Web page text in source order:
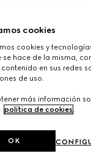
cookies
cookies y
se hace de la misma,
contenido en sus redes
de uso.
más información
política de cookies.
OK